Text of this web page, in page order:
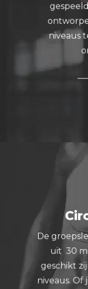
niveaus
De
uit 30
geschikt
niveaus.